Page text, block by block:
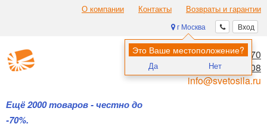
О компании Контакты Возвраты и гарантии
Вход
г Москва
Это Ваше местоположение?
Да Нет
Ещё 2000 товаров - честно до
-70%.
8 (495) 970-00-70
8 (800) 700-11-08
info@svetosila.ru